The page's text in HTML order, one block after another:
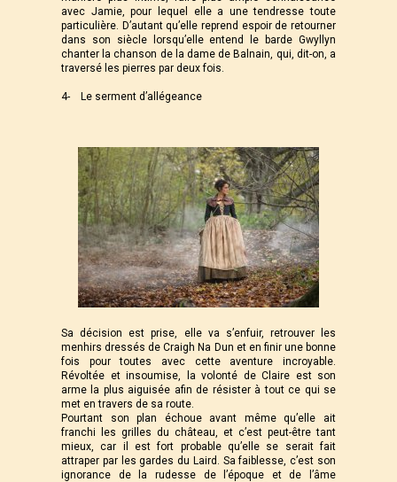
avec Jamie, pour lequel elle a une tendresse toute
particulière. D’autant qu’elle reprend espoir de retourner
dans son siècle lorsqu’elle entend le barde Gwyllyn
chanter la chanson de la dame de Balnain, qui, dit-on, a
traversé les pierres par deux fois.
4- Le serment d’allégeance
Sa décision est prise, elle va s’enfuir, retrouver les
menhirs dressés de Craigh Na Dun et en finir une bonne
fois pour toutes avec cette aventure incroyable.
Révoltée et insoumise, la volonté de Claire est son
arme la plus aiguisée afin de résister à tout ce qui se
met en travers de sa route.
Pourtant son plan échoue avant même qu’elle ait
franchi les grilles du château, et c’est peut-être tant
mieux, car il est fort probable qu’elle se serait fait
attraper par les gardes du Laird. Sa faiblesse, c’est son
ignorance de la rudesse de l’époque et de l’âme